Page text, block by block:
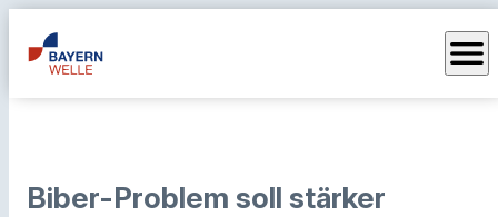
menu
Biber-Problem soll stärker